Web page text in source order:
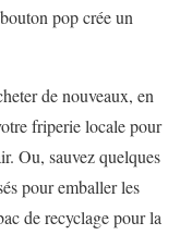
pop crée un
de nouveaux, en
friperie locale pour
Ou, sauvez quelques
pour emballer les
de recyclage pour la